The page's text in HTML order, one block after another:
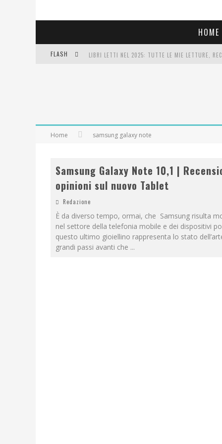
HOME
FLASH LIBRI LETTI NEL 2025: TUTTE LE MIE LETTURE,
Home samsung galaxy note
Samsung Galaxy Note 10,1 |
opinioni sul nuovo Tablet
Redazione
È da diverso tempo, ormai, che Samsung risulta
nel settore della telefonia mobile e dei dispositivi
questo ultimo gioiellino rappresenta lo stato
grandi passi avanti che ...